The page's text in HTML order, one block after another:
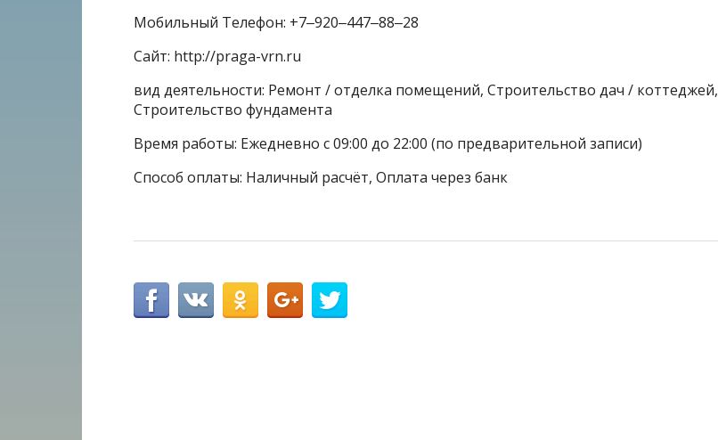
Мобильный Телефон: +7‒920‒447‒88‒28
Сайт: http://praga-vrn.ru
вид деятельности: Ремонт / отделка помещений, Строительство дач / коттеджей,
Строительство фундамента
Время работы: Ежедневно с 09:00 до 22:00 (по предварительной записи)
Способ оплаты: Наличный расчёт, Оплата через банк